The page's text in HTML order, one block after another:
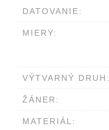
DATOVANIE:
MIERY:
VÝTVARNÝ DRUH:
ŽÁNER:
MATERIÁL: